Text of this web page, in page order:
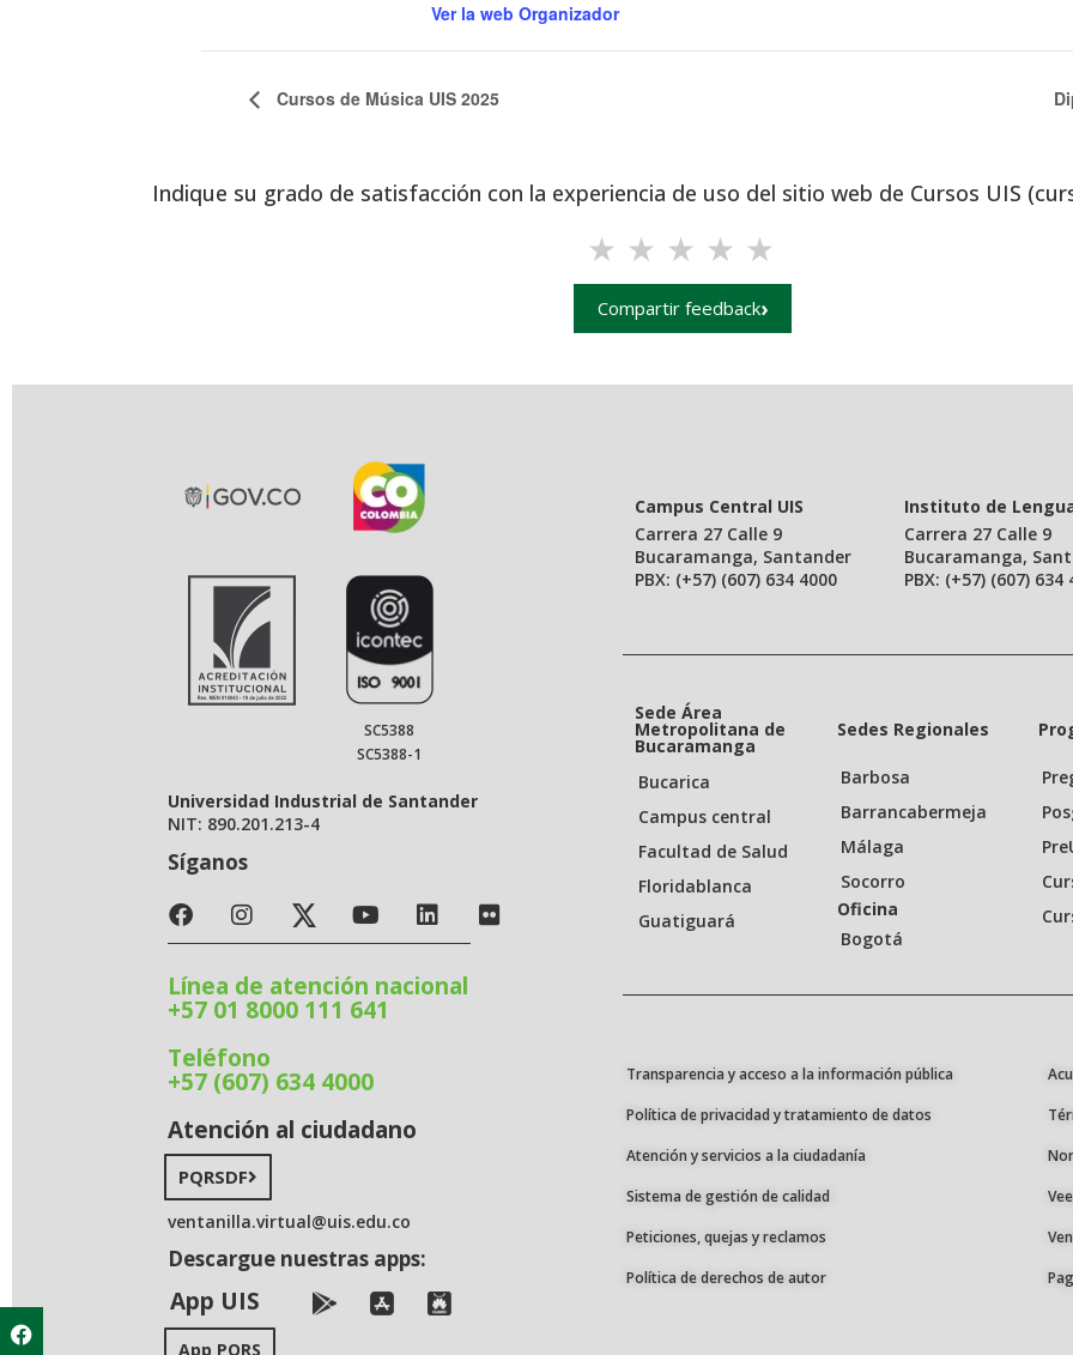
Ver la web Organizador
Cursos de Música UIS 2025
Indique su grado de satisfacción con la experiencia de uso del sitio web de Cursos UIS